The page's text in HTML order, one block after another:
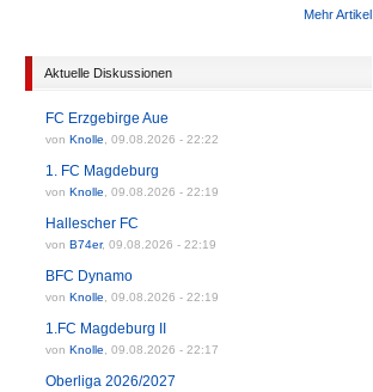
Mehr Artikel
Aktuelle Diskussionen
FC Erzgebirge Aue
von Knolle 09.08.2026 - 22:22
1. FC Magdeburg
von Knolle 09.08.2026 - 22:19
Hallescher FC
von B74er, 09.08.2026 - 22:19
BFC Dynamo
von Knolle 09.08.2026 - 22:19
1.FC Magdeburg II
von Knolle 09.08.2026 - 22:17
Oberliga 2026/2027